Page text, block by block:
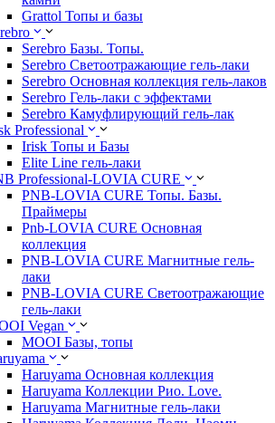
Grattol Топы и базы
Serebro Базы. Топы.
Serebro Светоотражающие гель-лаки
Serebro Основная коллекция гель-лаков
Serebro Гель-лаки с эффектами
Serebro Камуфлирующий гель-лак
Professional
Irisk Топы и Базы
Elite Line гель-лаки
Professional-LOVIA CURE
PNB-LOVIA CURE Топы. Базы.
Праймеры
Pnb-LOVIA CURE Основная
коллекция
PNB-LOVIA CURE Магнитные гель-
лаки
PNB-LOVIA CURE Cветоотражающие
гель-лаки
Vegan
MOOI Базы, топы
Haruyama Основная коллекция
Haruyama Коллекции Рио. Love.
Haruyama Магнитные гель-лаки